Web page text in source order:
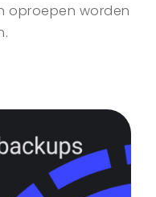
oproepen worden